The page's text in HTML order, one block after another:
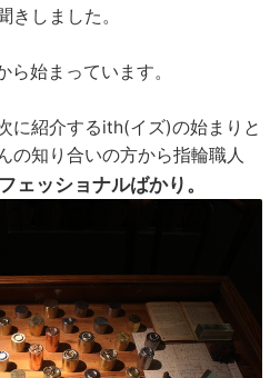
きしました。
始まっています。
に紹介するith(イズ)の始まりと
の知り合いの方から指輪職人
ェッショナルばかり。